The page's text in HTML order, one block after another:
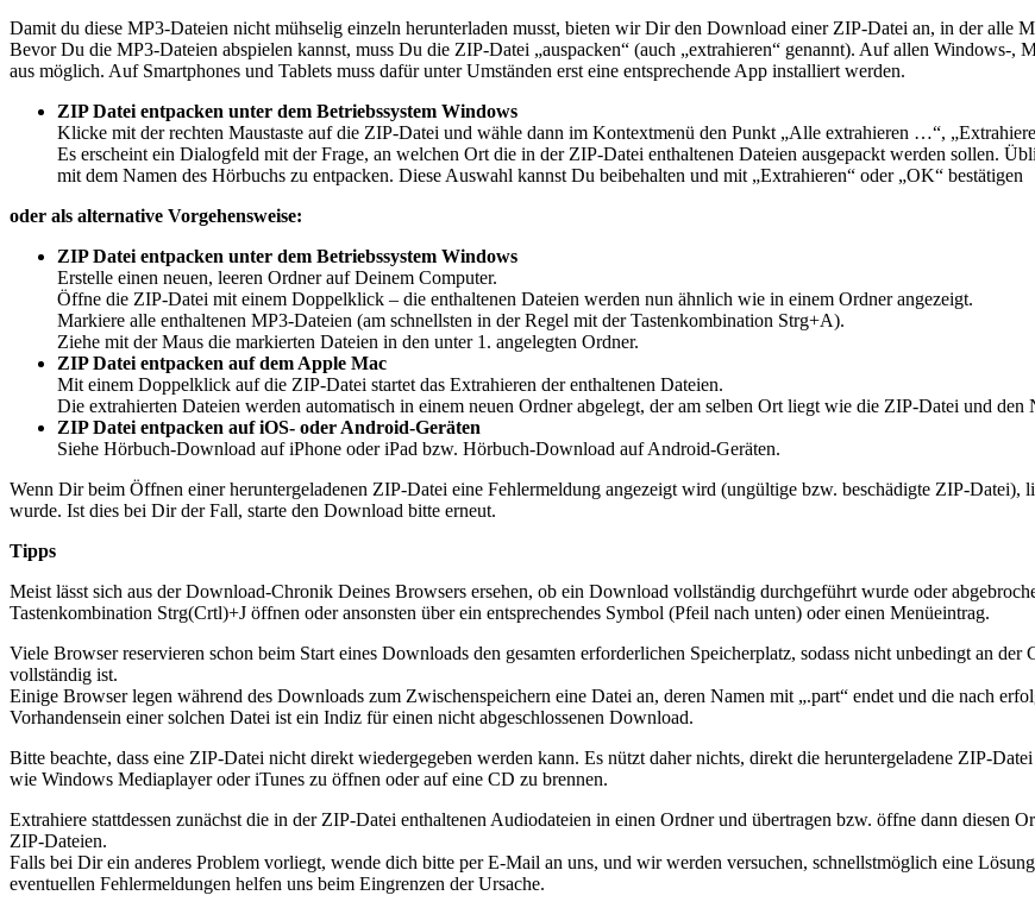
Damit du diese MP3-Dateien nicht mühselig einzeln herunterladen musst, bieten wir Dir den Download einer ZIP-Datei an, in der alle
Bevor Du die MP3-Dateien abspielen kannst, muss Du die ZIP-Datei „auspacken“ (auch „extrahieren“ genannt). Auf allen Windows-
aus möglich. Auf Smartphones und Tablets muss dafür unter Umständen erst eine entsprechende App installiert werden.
ZIP Datei entpacken unter dem Betriebssystem Windows
Klicke mit der rechten Maustaste auf die ZIP-Datei und wähle dann im Kontextmenü den Punkt „Alle extrahieren …“,
Es erscheint ein Dialogfeld mit der Frage, an welchen Ort die in der ZIP-Datei enthaltenen Dateien ausgepackt werden sollen.
mit dem Namen des Hörbuchs zu entpacken. Diese Auswahl kannst Du beibehalten und mit „Extrahieren“ oder „OK“ bestätigen
oder als alternative Vorgehensweise:
ZIP Datei entpacken unter dem Betriebssystem Windows
Erstelle einen neuen, leeren Ordner auf Deinem Computer.
Öffne die ZIP-Datei mit einem Doppelklick – die enthaltenen Dateien werden nun ähnlich wie in einem Ordner angezeigt.
Markiere alle enthaltenen MP3-Dateien (am schnellsten in der Regel mit der Tastenkombination Strg+A).
Ziehe mit der Maus die markierten Dateien in den unter 1. angelegten Ordner.
ZIP Datei entpacken auf dem Apple Mac
Mit einem Doppelklick auf die ZIP-Datei startet das Extrahieren der enthaltenen Dateien.
Die extrahierten Dateien werden automatisch in einem neuen Ordner abgelegt, der am selben Ort liegt wie die ZIP-Datei und den
ZIP Datei entpacken auf iOS- oder Android-Geräten
Siehe Hörbuch-Download auf iPhone oder iPad bzw. Hörbuch-Download auf Android-Geräten.
Wenn Dir beim Öffnen einer heruntergeladenen ZIP-Datei eine Fehlermeldung angezeigt wird (ungültige bzw. beschädigte ZIP-Datei),
wurde. Ist dies bei Dir der Fall, starte den Download bitte erneut.
Tipps
Meist lässt sich aus der Download-Chronik Deines Browsers ersehen, ob ein Download vollständig durchgeführt wurde oder
Tastenkombination Strg(Crtl)+J öffnen oder ansonsten über ein entsprechendes Symbol (Pfeil nach unten) oder einen Menüeintrag.
Viele Browser reservieren schon beim Start eines Downloads den gesamten erforderlichen Speicherplatz, sodass nicht unbedingt an
vollständig ist.
Einige Browser legen während des Downloads zum Zwischenspeichern eine Datei an, deren Namen mit „.part“ endet und die nach
Vorhandensein einer solchen Datei ist ein Indiz für einen nicht abgeschlossenen Download.
Bitte beachte, dass eine ZIP-Datei nicht direkt wiedergegeben werden kann. Es nützt daher nichts, direkt die heruntergeladene ZIP-
wie Windows Mediaplayer oder iTunes zu öffnen oder auf eine CD zu brennen.
Extrahiere stattdessen zunächst die in der ZIP-Datei enthaltenen Audiodateien in einen Ordner und übertragen bzw. öffne dann diesen
ZIP-Dateien.
Falls bei Dir ein anderes Problem vorliegt, wende dich bitte per E-Mail an uns, und wir werden versuchen, schnellstmöglich eine
eventuellen Fehlermeldungen helfen uns beim Eingrenzen der Ursache.